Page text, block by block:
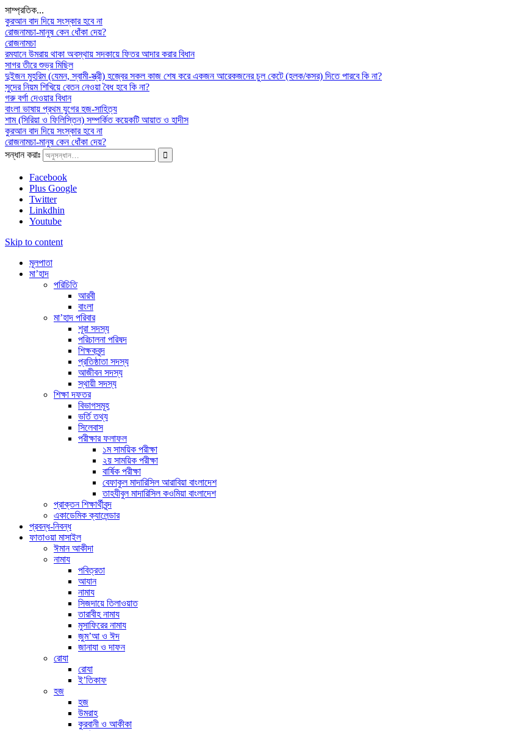
সাম্প্রতিক...
কুরআন বাদ দিয়ে সংস্কার হবে না
রোজনামচা-মানুষ কেন ধোঁকা দেয়?
রোজনামচা
রমযানে উমরায় থাকা অবস্থায় সদকায়ে ফিতর আদার করার বিধান
সাগর তীরে শুভ্র মিছিল
দুইজন মুহরিম (যেমন, স্বামী-স্ত্রী) হজ্বের সকল কাজ শেষ করে একজন আরেকজনের চুল কেটে (হলক/কসর) দিতে পারবে কি না?
সুদের নিয়ম শিখিয়ে বেতন নেওয়া বৈধ হবে কি না?
গরু বর্গা দেওয়ার বিধান
বাংলা ভাষায় প্রথম যুগের হজ-সাহিত্য
শাম (সিরিয়া ও ফিলিস্তিন) সম্পর্কিত কয়েকটি আয়াত ও হাদীস
কুরআন বাদ দিয়ে সংস্কার হবে না
রোজনামচা-মানুষ কেন ধোঁকা দেয়?
সন্ধান করাঃ
Facebook
Plus Google
Twitter
Linkdhin
Youtube
Skip to content
মূলপাতা
মা’হাদ
পরিচিতি
আরবী
বাংলা
মা’হাদ পরিবার
শূরা সদস্য
পরিচালনা পরিষদ
শিক্ষকবৃন্দ
প্রতিষ্ঠাতা সদস্য
আজীবন সদস্য
স্থায়ী সদস্য
শিক্ষা দফতর
বিভাগসমূহ
ভর্তি তথ্য
সিলেবাস
পরীক্ষার ফলাফল
১ম সাময়িক পরীক্ষা
২য় সাময়িক পরীক্ষা
বার্ষিক পরীক্ষা
বেফাকুল মাদারিসিল আরাবিয়া বাংলাদেশ
তাহযীবুল মাদারিসিল কওমিয়া বাংলাদেশ
প্রাক্তন শিক্ষার্থীবৃন্দ
একাডেমিক ক্যালেন্ডার
প্রবন্ধ-নিবন্ধ
ফাতাওয়া মাসাইল
ঈমান আকীদা
নামায
পবিত্রতা
আযান
নামায
সিজদায়ে তিলাওয়াত
তারাবীহ নামায
মুসাফিরের নামায
জুম’আ ও ঈদ
জানাযা ও দাফন
রোযা
রোযা
ই’তিকাফ
হজ
হজ
উমরাহ
কুরবানী ও আকীকা